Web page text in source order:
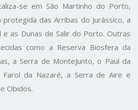
se em São Martinho do Porto,
das Arribas do Jurássico, a
e as Dunas de Salir do Porto. Outras
como a Reserva Biosfera da
a Serra de MonteJunto, o Paul da
Farol da Nazaré, a Serra de Aire e
Obidos.